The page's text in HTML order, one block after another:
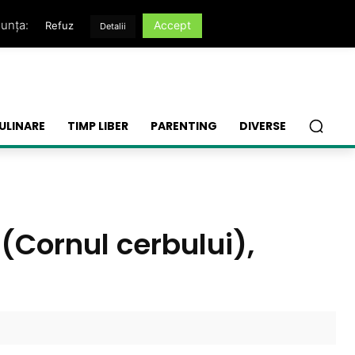
TIMP LIBER PARENTING DIVERSE
cerbului),
Refuz Detalii Accept